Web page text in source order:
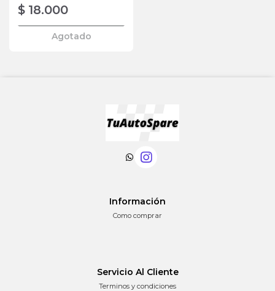
$ 18.000
Agotado
Información
Como comprar
Servicio Al Cliente
Terminos y condiciones